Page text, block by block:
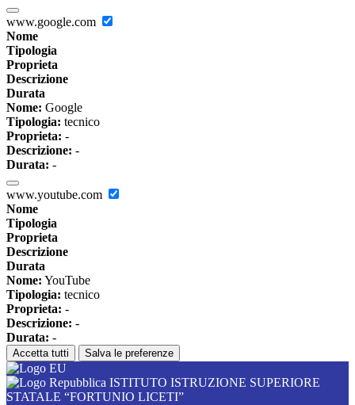
www.google.com
Nome
Tipologia
Proprieta
Descrizione
Durata
Nome: Google
Tipologia: tecnico
Proprieta: -
Descrizione: -
Durata: -
www.youtube.com
Nome
Tipologia
Proprieta
Descrizione
Durata
Nome: YouTube
Tipologia: tecnico
Proprieta: -
Descrizione: -
Durata: -
Accetta tutti Salva le preferenze
ISTITUTO ISTRUZIONE SUPERIORE
STATALE “FORTUNIO LICETI”